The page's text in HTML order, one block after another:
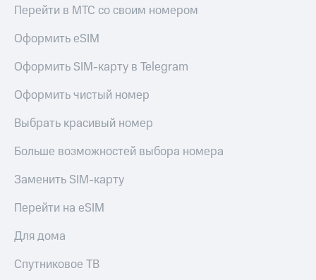
Перейти в МТС со своим номером
Оформить eSIM
Оформить SIM-карту в Telegram
Оформить чистый номер
Выбрать красивый номер
Больше возможностей выбора номера
Заменить SIM-карту
Перейти на eSIM
Для дома
Спутниковое ТВ